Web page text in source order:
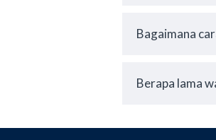
Bagaimana
Berapa lama